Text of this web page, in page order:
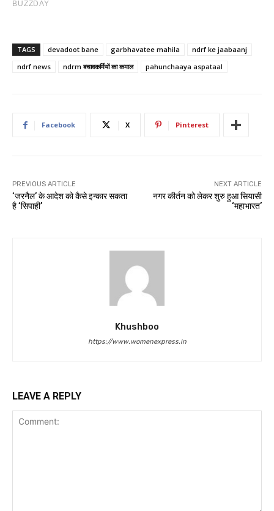
TAGS devadoot bane garbhavatee mahila
ndrf ke jaabaanj
ndrf news
ndrm बचावकर्मियों का कमाल pahunchaaya aspataal
Facebook X Pinterest
PREVIOUS ARTICLE
‘जरनैल’ के आदेश को कैसे इन्कार सकता
है ‘सिपाही’
NEXT ARTICLE
नगर कीर्तन को लेकर शुरु हुआ सियासी
‘महाभारत’
Khushboo
https://www.womenexpress.in
LEAVE A REPLY